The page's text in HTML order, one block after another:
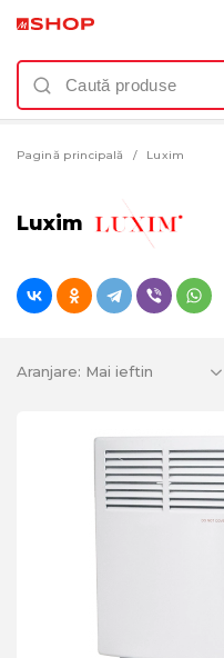
Pagină principală Luxim
Luxim
Aranjare: